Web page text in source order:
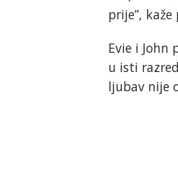
prije”, kaže
Evie i John
u isti
ljubav nije